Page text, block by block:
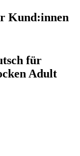
Kund:innen
für
Adult